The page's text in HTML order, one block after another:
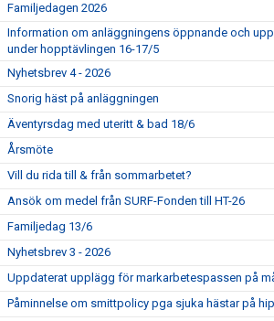
Familjedagen 2026
Information om anläggningens öppnande och
under hopptävlingen 16-17/5
Nyhetsbrev 4 - 2026
Snorig häst på anläggningen
Äventyrsdag med uteritt & bad 18/6
Årsmöte
Vill du rida till & från sommarbetet?
Ansök om medel från SURF-Fonden till HT-26
Familjedag 13/6
Nyhetsbrev 3 - 2026
Uppdaterat upplägg för markarbetespassen på
Påminnelse om smittpolicy pga sjuka hästar på